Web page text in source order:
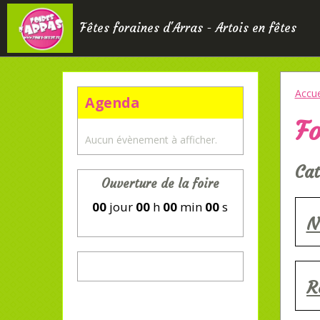
Fêtes foraines d'Arras - Artois en fêtes
Agenda
Aucun évènement à afficher.
Ouverture de la foire
00 jour 00 h 00 min 00s